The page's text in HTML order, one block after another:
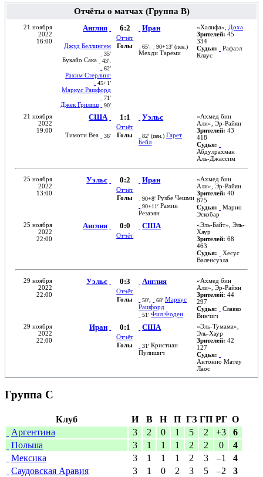
Отчёты о матчах (Группа B)
21 ноября
2022
16:00
Англия 6:2
Отчёт
Иран
Джуд Беллингем
35′
Букайо Сака 43′,
62′
Рахим Стерлинг
45+1′
Маркус Рашфорд
71′
Джек Грилиш 90′
Голы 65′ 90+13′ (пен.)
Мехди Тареми
«Халифа», Доха
Зрителей: 45
334
Судья:
Рафаэл
Клаус
21 ноября
2022
19:00
США 1:1
Отчёт
Уэльс
Тимоти Веа 36′ Голы 82′ (пен.) Гарет
Бейл
«Ахмед бин
Али»,Эр-Райян
Зрителей: 43
418
Судья:
Абдулрахман
Аль-Джассим
25 ноября
2022
13:00
Уэльс 0:2
Отчёт
Иран
Голы 90+8′ Рузбе Чешми
90+11′ Рамин
Резаэян
«Ахмед бин
Али»,Эр-Райян
Зрителей: 40
875
Судья:
Марио
Эскобар
25 ноября
2022
22:00
Англия 0:0
Отчёт
США «Эль-Байт»,Эль-
Хаур
Зрителей: 68
463
Судья:
Хесус
Валенсуэла
29 ноября
2022
22:00
Уэльс 0:3
Отчёт
Англия
Голы 50′ 68′ Маркус
Рашфорд
51′ Фил Фоден
«Ахмед бин
Али»,Эр-Райян
Зрителей: 44
297
Судья:
Славко
Винчич
29 ноября
2022
22:00
Иран 0:1
Отчёт
США
Голы 31′ Кристиан
Пулишич
«Эль-Тумама»,
Эль-Хаур
Зрителей: 42
127
Судья:
Антонио Матеу
Лаос
Группа C
Клуб И В Н П ГЗ ГП РГ О
Аргентина
3 2 0 1 5 2 +3
6
Польша
3 1 1 1 2 2 0
4
Мексика
3 1 1 1 2 3 –1
4
Саудовская Аравия
3 1 0 2 3 5 –2
3